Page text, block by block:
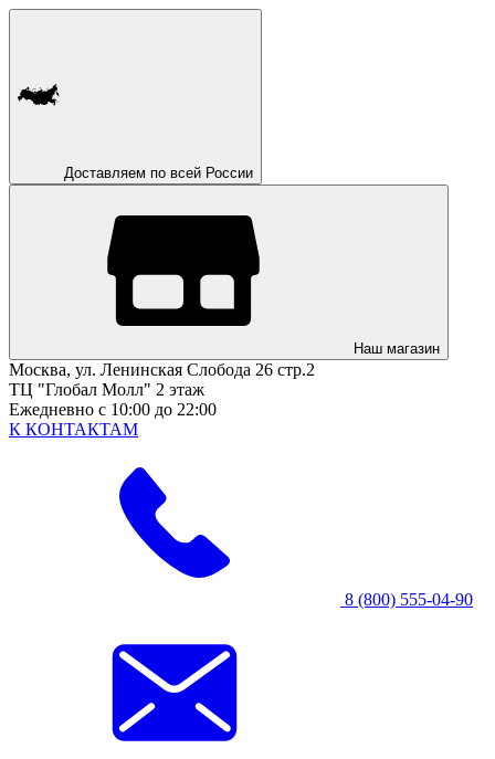
Доставляем по всей России
Наш магазин
Москва, ул. Ленинская Слобода 26 стр.2
ТЦ "Глобал Молл" 2 этаж
Ежедневно с 10:00 до 22:00
К КОНТАКТАМ
8 (800) 555-04-90